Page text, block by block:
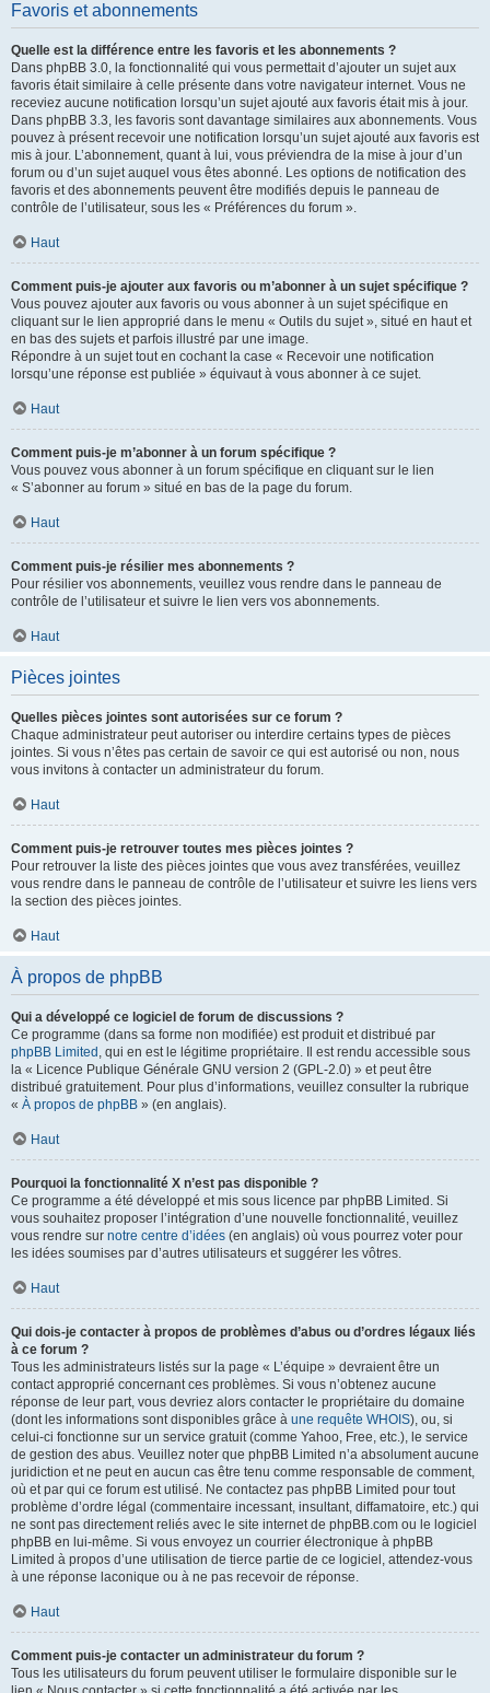
Favoris et abonnements
Quelle est la différence entre les favoris et les abonnements ?
Dans phpBB 3.0, la fonctionnalité qui vous permettait d’ajouter un sujet aux
favoris était similaire à celle présente dans votre navigateur internet. Vous ne
receviez aucune notification lorsqu’un sujet ajouté aux favoris était mis à jour.
Dans phpBB 3.3, les favoris sont davantage similaires aux abonnements. Vous
pouvez à présent recevoir une notification lorsqu’un sujet ajouté aux favoris est
mis à jour. L’abonnement, quant à lui, vous préviendra de la mise à jour d’un
forum ou d’un sujet auquel vous êtes abonné. Les options de notification des
favoris et des abonnements peuvent être modifiés depuis le panneau de
contrôle de l’utilisateur, sous les « Préférences du forum ».
Haut
Comment puis-je ajouter aux favoris ou m’abonner à un sujet spécifique ?
Vous pouvez ajouter aux favoris ou vous abonner à un sujet spécifique en
cliquant sur le lien approprié dans le menu « Outils du sujet », situé en haut et
en bas des sujets et parfois illustré par une image.
Répondre à un sujet tout en cochant la case « Recevoir une notification
lorsqu’une réponse est publiée » équivaut à vous abonner à ce sujet.
Haut
Comment puis-je m’abonner à un forum spécifique ?
Vous pouvez vous abonner à un forum spécifique en cliquant sur le lien
« S’abonner au forum » situé en bas de la page du forum.
Haut
Comment puis-je résilier mes abonnements ?
Pour résilier vos abonnements, veuillez vous rendre dans le panneau de
contrôle de l’utilisateur et suivre le lien vers vos abonnements.
Haut
Pièces jointes
Quelles pièces jointes sont autorisées sur ce forum ?
Chaque administrateur peut autoriser ou interdire certains types de pièces
jointes. Si vous n’êtes pas certain de savoir ce qui est autorisé ou non, nous
vous invitons à contacter un administrateur du forum.
Haut
Comment puis-je retrouver toutes mes pièces jointes ?
Pour retrouver la liste des pièces jointes que vous avez transférées, veuillez
vous rendre dans le panneau de contrôle de l’utilisateur et suivre les liens vers
la section des pièces jointes.
Haut
À propos de phpBB
Qui a développé ce logiciel de forum de discussions ?
Ce programme (dans sa forme non modifiée) est produit et distribué par
phpBB Limited , qui en est le légitime propriétaire. Il est rendu accessible sous
la « Licence Publique Générale GNU version 2 (GPL-2.0) » et peut être
distribué gratuitement. Pour plus d’informations, veuillez consulter la rubrique
« À propos de phpBB » (en anglais).
Haut
Pourquoi la fonctionnalité X n’est pas disponible ?
Ce programme a été développé et mis sous licence par phpBB Limited. Si
vous souhaitez proposer l’intégration d’une nouvelle fonctionnalité, veuillez
vous rendre sur notre centre d’idées (en anglais) où vous pourrez voter pour
les idées soumises par d’autres utilisateurs et suggérer les vôtres.
Haut
Qui dois-je contacter à propos de problèmes d’abus ou d’ordres légaux liés
à ce forum ?
Tous les administrateurs listés sur la page « L’équipe » devraient être un
contact approprié concernant ces problèmes. Si vous n’obtenez aucune
réponse de leur part, vous devriez alors contacter le propriétaire du domaine
(dont les informations sont disponibles grâce à une requête WHOIS), ou, si
celui-ci fonctionne sur un service gratuit (comme Yahoo, Free, etc.), le service
de gestion des abus. Veuillez noter que phpBB Limited n’a absolument aucune
juridiction et ne peut en aucun cas être tenu comme responsable de comment,
où et par qui ce forum est utilisé. Ne contactez pas phpBB Limited pour tout
problème d’ordre légal (commentaire incessant, insultant, diffamatoire, etc.) qui
ne sont pas directement reliés avec le site internet de phpBB.com ou le logiciel
phpBB en lui-même. Si vous envoyez un courrier électronique à phpBB
Limited à propos d’une utilisation de tierce partie de ce logiciel, attendez-vous
à une réponse laconique ou à ne pas recevoir de réponse.
Haut
Comment puis-je contacter un administrateur du forum ?
Tous les utilisateurs du forum peuvent utiliser le formulaire disponible sur le